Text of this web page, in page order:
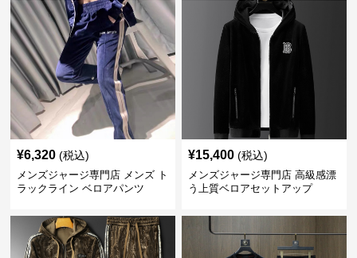
¥6,320 (税込)
メンズジャージ専門店 メンズ ト
ラックライン ベロアパンツ
¥15,400 (税込)
メンズジャージ専門店 高級感漂
う上質ベロアセットアップ